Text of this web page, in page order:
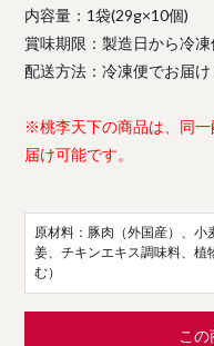
内容量：1袋(29g×10個)
賞味期限：製造日から冷
配送方法：冷凍便でお届け
※桃李天下の商品は、同
届け可能です。
原材料：豚肉（外国産）、
姜、チキンエキス調味料、
む）
こ